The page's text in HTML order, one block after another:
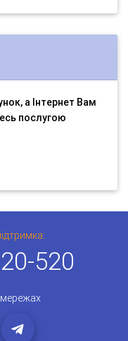
а Інтернет Вам
послугою
520